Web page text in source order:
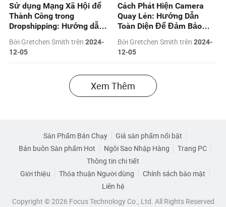
Sử dụng Mạng Xã Hội để
Thành Công trong
Dropshipping: Hướng dẫn
Instagram và TikTok
Bởi Gretchen Smith trên2024-
12-05
Cách Phát Hiện Camera
Quay Lén: Hướng Dẫn
Toàn Diện Để Đảm Bảo
Bởi Gretchen Smith trên2024-
12-05
Xem Thêm
Sản Phẩm Bán Chạy
Giá sản phẩm nổi bật
Bán buôn Sản phẩm Hot
Ngôi Sao Nhập Hàng
Trang PC
Thông tin chi tiết
Giới thiệu
Thỏa thuận Người dùng
Chính sách bảo mật
Liên hệ
Copyright © 2026 Focus Technology Co., Ltd. All Rights Reserved